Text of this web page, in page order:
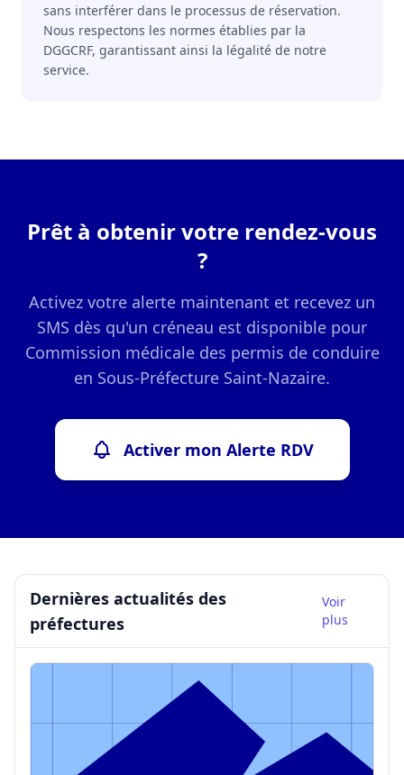
sans interférer dans le processus de réservation.
Nous respectons les normes établies par la
DGGCRF, garantissant ainsi la légalité de notre
service.
Prêt à obtenir votre rendez-vous
?
Activez votre alerte maintenant et recevez un
SMS dès qu'un créneau est disponible pour
Commission médicale des permis de conduire
en Sous-Préfecture Saint-Nazaire.
Activer mon Alerte RDV
Dernières actualités des
préfectures
Voir
plus